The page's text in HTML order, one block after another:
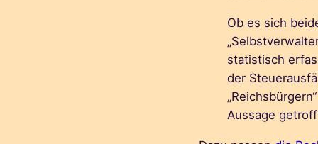
Ob es sich
statistisch
der
Aussage